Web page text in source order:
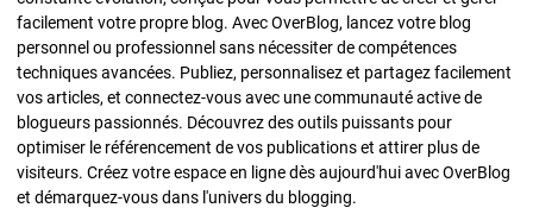
facilement votre propre blog. Avec OverBlog, lancez votre blog
personnel ou professionnel sans nécessiter de compétences
techniques avancées. Publiez, personnalisez et partagez facilement
vos articles, et connectez-vous avec une communauté active de
blogueurs passionnés. Découvrez des outils puissants pour
optimiser le référencement de vos publications et attirer plus de
visiteurs. Créez votre espace en ligne dès aujourd'hui avec OverBlog
et démarquez-vous dans l'univers du blogging.